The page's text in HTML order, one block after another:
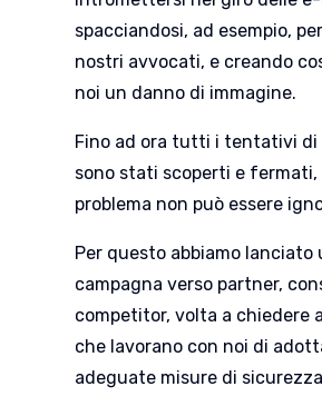
spacciandosi, ad esempio,
nostri avvocati, e creando
noi un danno di immagine.
Fino ad ora tutti i tentativi
sono stati scoperti e fermati,
problema non può essere
Per questo abbiamo lanciato
campagna verso partner,
competitor, volta a chiedere
che lavorano con noi di
adeguate misure di